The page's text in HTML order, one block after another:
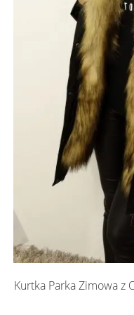
Kurtka Parka Zimowa z